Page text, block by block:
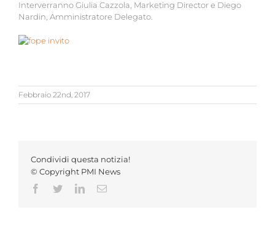
Interverranno Giulia Cazzola, Marketing Director e Diego
Nardin, Amministratore Delegato.
Febbraio 22nd, 2017
Condividi questa notizia!
© Copyright PMI News
Facebook
TwitterLinkedInEmail